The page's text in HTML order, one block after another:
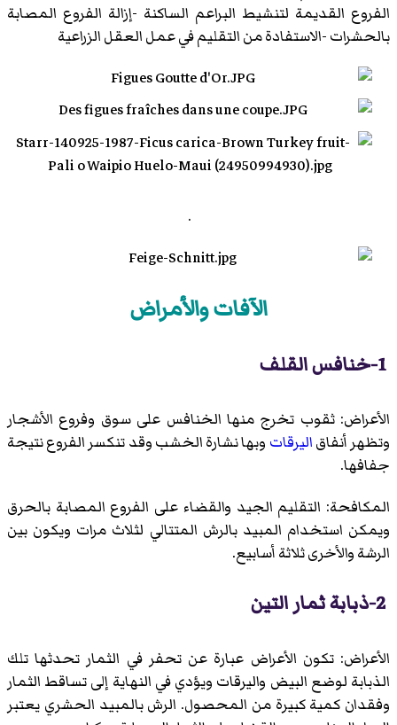
الفروع القديمة لتنشيط البراعم الساكنة -إزالة الفروع المصابة
بالحشرات -الاستفادة من التقليم في عمل العقل الزراعية
.
الآفات والأمراض
1-خنافس القلف
الأعراض: ثقوب تخرج منها الخنافس على سوق وفروع الأشجار
وتظهر أنفاقاليرقات وبها نشارة الخشب وقد تنكسر الفروع نتيجة
جفافها.
المكافحة: التقليم الجيد والقضاء على الفروع المصابة بالحرق
ويمكن استخدام المبيد بالرش المتتالي لثلاث مرات ويكون بين
الرشة والأخرى ثلاثة أسابيع.
2-ذبابة ثمار التين
الأعراض: تكون الأعراض عبارة عن تحفر في الثمار تحدثها تلك
الذبابة لوضع البيض واليرقات ويؤدي في النهاية إلى تساقط الثمار
وفقدان كمية كبيرة من المحصول. الرش بالمبيد الحشري يعتبر